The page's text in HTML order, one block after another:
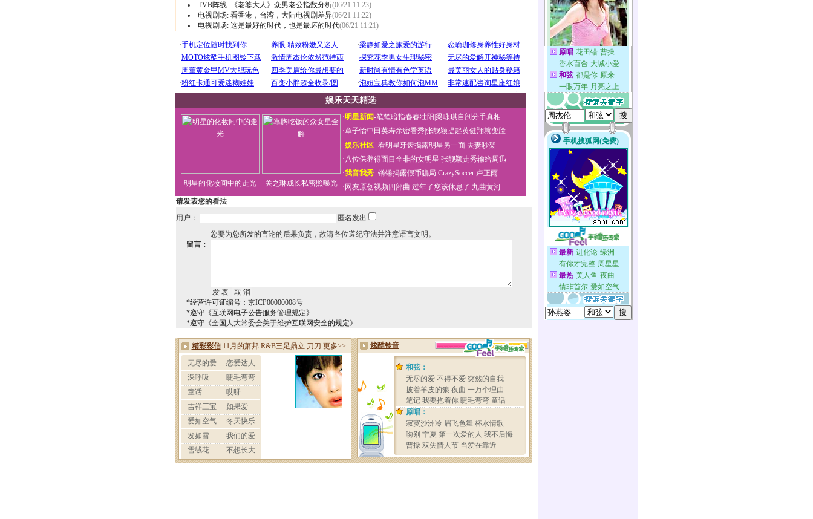
TVB阵线:
《老婆大人》众男老公指数分析(06/21 11:23)
电视剧场: 看香港，台湾，大陆电视剧差异(06/21 11:22)
电视剧场: 这是最好的时代，也是最坏的时代(06/21 11:21)
娱乐天天精选
明星的化妆间中的走光 关之琳成长私密照曝光
·明星新闻-笔笔暗指春春壮阳 梁咏琪自剖分手真相
·章子怡中田英寿亲密看秀张靓颖提起黄健翔就变脸
·娱乐社区- 看明星牙齿揭露明星另一面 夫妻吵架
·八位保养得面目全非的女明星 张靓颖走秀输给周迅
·我音我秀- 锵锵揭露假币骗局 CrazySoccer 卢正雨
· 网友原创视频四部曲 过年了您该休息了 九曲黄河
请发表您的看法
用户：
匿名发出
您要为您所发的言论的后果负责，故请各位遵纪守法并注意语言文明。
留言：
*经营许可证编号：京ICP00000008号
*遵守《互联网电子公告服务管理规定》
*遵守《全国人大常委会关于维护互联网安全的规定》